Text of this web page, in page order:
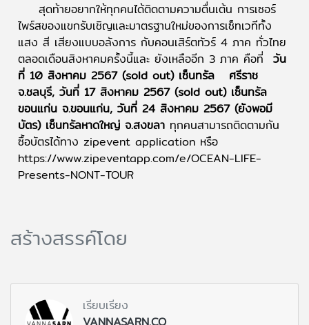
สุดท้ายอยากให้ทุกคนได้ติดตามความตื่นเต้น การเซอร์
ไพร์สของแขกรับเชิญและมาตรฐานใหม่ของการเซ็ทเวทีทั้ง
แสง สี เสียงแบบอลังการ กับคอนเสิร์ตทัวร์ 4 ภาค ทั่วไทย
ตลอดเดือนสิงหาคมครั้งนี้และ ยังเหลืออีก 3 ภาค คือที่ วัน
ที่ 10 สิงหาคม 2567 (sold out) เซ็นทรัล ศรีราช
จ.ชลบุรี, วันที่ 17 สิงหาคม 2567 (sold out) เซ็นทรัล
ขอนแก่น จ.ขอนแก่น, วันที่ 24 สิงหาคม 2567 (ยังพอมี
บัตร) เซ็นทรัลหาดใหญ่ จ.สงขลาทุกคนสามารถติดตามกัน
ซื้อบัตรได้ทาง zipevent application หรือ
https://www.zipeventapp.com/e/OCEAN-LIFE-
Presents-NONT-TOUR
สร้างสรรค์โดย
เรียบเรียง